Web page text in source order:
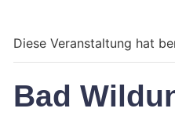
Diese Veranstaltung hat
Bad